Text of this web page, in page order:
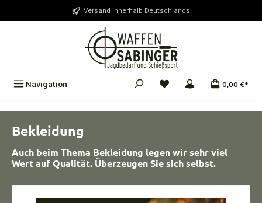
Versand innerhalb Deutschlands
Navigation 0,00 €*
Bekleidung
Auch beim Thema Bekleidung legen wir sehr viel
Wert auf Qualität. Überzeugen Sie sich selbst.